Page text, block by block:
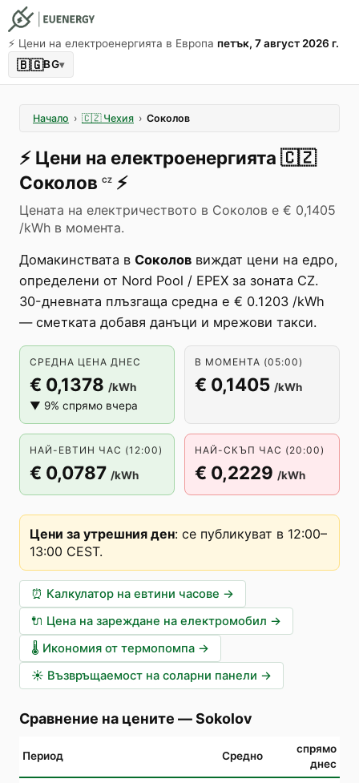
⚡️ Цени на електроенергията в Европа петък, 7 август 2026 г.
🇧🇬BG▾
Начало › 🇨🇿 Чехия › Соколов
⚡️ Цени на електроенергията 🇨🇿
Соколов CZ ⚡️
Цената на електричеството в Соколов е € 0,1405
/kWh в момента.
Домакинствата в Соколов виждат цени на едро,
определени от Nord Pool / EPEX за зоната CZ.
30-дневната плъзгаща средна е € 0.1203 /kWh
— сметката добавя данъци и мрежови такси.
СРЕДНА ЦЕНА ДНЕС
€ 0,1378 /kWh
▼ 9% спрямо вчера
В МОМЕНТА (05:00)
€ 0,1405 /kWh
НАЙ-ЕВТИН ЧАС (12:00)
€ 0,0787 /kWh
НАЙ-СКЪП ЧАС (20:00)
€ 0,2229 /kWh
Цени за утрешния ден: се публикуват в 12:00–
13:00 CEST.
⏰ Калкулатор на евтини часове →
🔌 Цена на зареждане на електромобил →
🌡️ Икономия от термопомпа →
☀️ Възвръщаемост на соларни панели →
Сравнение на цените —Sokolov
Период Средно
спрямо
днес